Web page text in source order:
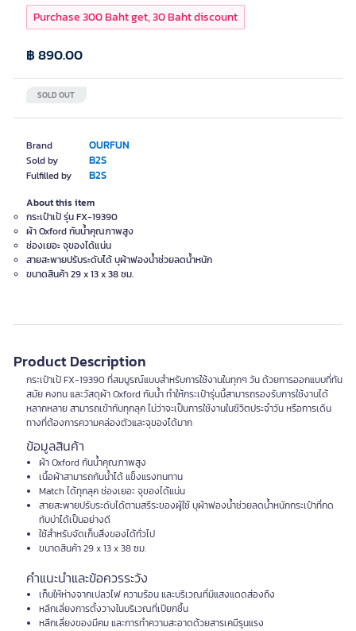
Brand OURFUN
Sold by B2S
Fulfilled by B2S
SOLD OUT
฿ 890.00
Purchase 300 Baht get, 30 Baht discount
About this item
กระเป๋าเป้ รุ่น FX-19390
ผ้า Oxford กันน้ำคุณภาพสูง
ช่องเยอะ จุของได้แน่น
สายสะพายปรับระดับได้ บุผ้าฟองน้ำช่วยลดน้ำหนัก
ขนาดสินค้า 29 x 13 x 38 ซม.
Product Description
กระเป๋าเป้ FX-19390 ที่สมบูรณ์แบบสำหรับการใช้งานในทุกๆ วัน ด้วยการออกแบบที่ทัน
สมัย คงทน และวัสดุผ้า Oxford กันน้ำ ทำให้กระเป๋ารุ่นนี้สามารถรองรับการใช้งานได้
หลากหลาย สามารถเข้ากับทุกลุค ไม่ว่าจะเป็นการใช้งานในชีวิตประจำวัน หรือการเดิน
ทางที่ต้องการความคล่องตัวและจุของได้มาก
ข้อมูลสินค้า
ผ้า Oxford กันน้ำคุณภาพสูง
เนื้อผ้าสามารถกันน้ำได้ แข็งแรงทนทาน
Match ได้ทุกลุค ช่องเยอะ จุของได้แน่น
สายสะพายปรับระดับได้ตามสรีระของผู้ใช้ บุผ้าฟองน้ำช่วยลดน้ำหนักกระเป๋าที่กด
ทับบ่าได้เป็นอย่างดี
ใช้สำหรับจัดเก็บสิ่งของได้ทั่วไป
ขนาดสินค้า 29 x 13 x 38 ซม.
คำแนะนำและข้อควรระวัง
เก็บให้ห่างจากเปลวไฟ ความร้อน และบริเวณที่มีแสงแดดส่องถึง
หลีกเลี่ยงการตั้งวางในบริเวณที่เปียกชื้น
หลีกเลี่ยงของมีคม และการทำความสะอาดด้วยสารเคมีรุนแรง